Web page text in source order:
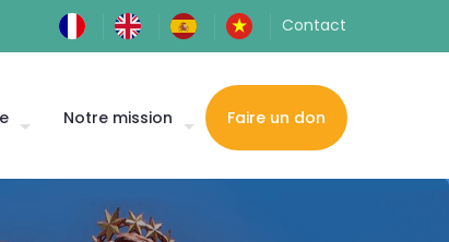
Contact
Notre mission Faire un don